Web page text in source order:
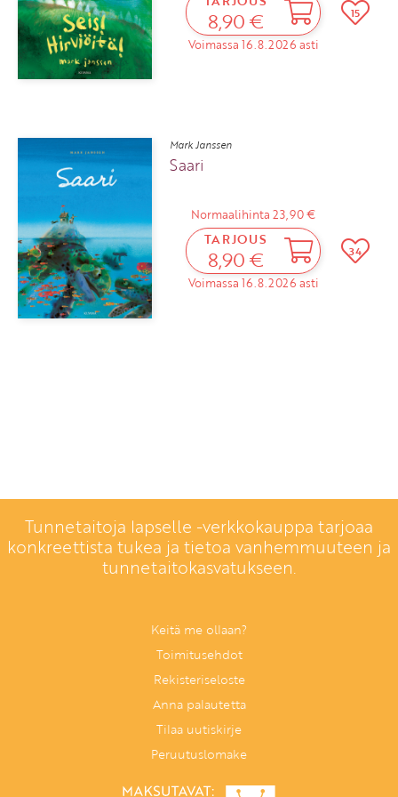
8,90 €
Voimassa 16.8.2026 asti
15
Mark Janssen
Saari
Normaalihinta 23,90 €
TARJOUS
8,90 €
Voimassa 16.8.2026 asti
34
Tunnetaitoja lapselle -verkkokauppa tarjoaa
konkreettista tukea ja tietoa vanhemmuuteen ja
tunnetaitokasvatukseen.
Keitä me ollaan?
Toimitusehdot
Rekisteriseloste
Anna palautetta
Tilaa uutiskirje
Peruutuslomake